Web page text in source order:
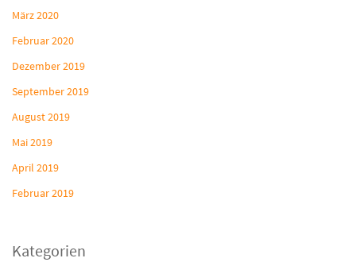
März 2020
Februar 2020
Dezember 2019
September 2019
August 2019
Mai 2019
April 2019
Februar 2019
Kategorien